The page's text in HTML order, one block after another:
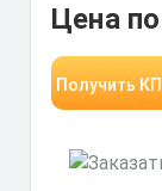
Цена
Получить